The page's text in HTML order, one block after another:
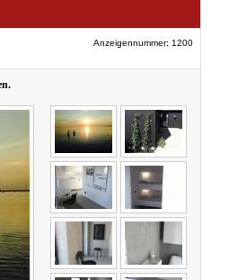
Anzeigennummer: 1200